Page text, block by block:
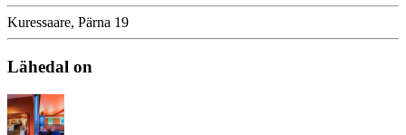
Kuressaare, Pärna 19
Lähedal on